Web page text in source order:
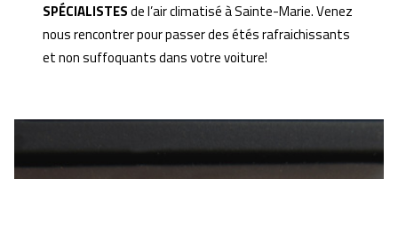
SPÉCIALISTESde l’air climatisé à Sainte-Marie. Venez
nous rencontrer pour passer des étés rafraichissants
et non suffoquants dans votre voiture!